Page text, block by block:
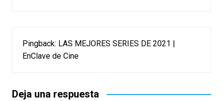
Pingback: LAS MEJORES SERIES DE 2021 |
EnClave de Cine
Deja una respuesta